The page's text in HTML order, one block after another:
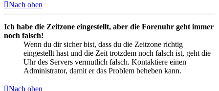
Nach oben
Ich habe die Zeitzone eingestellt, aber die Forenuhr geht immer
noch falsch!
Wenn du dir sicher bist, dass du die Zeitzone richtig
eingestellt hast und die Zeit trotzdem noch falsch ist, geht die
Uhr des Servers vermutlich falsch. Kontaktiere einen
Administrator, damit er das Problem beheben kann.
Nach oben